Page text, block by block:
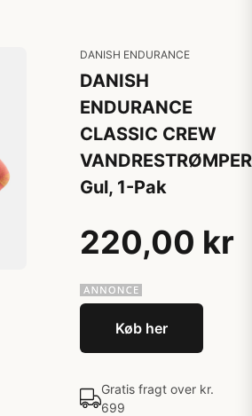
DANISH ENDURANCE
DANISH
ENDURANCE
CLASSIC CREW
Gul, 1-Pak
220,00 kr
Køb her
Gratis fragt over kr.
699